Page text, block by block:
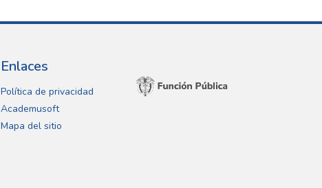
Enlaces
Política de privacidad
Academusoft
Mapa del sitio